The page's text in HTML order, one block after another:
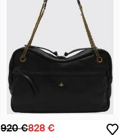
920 €828 €